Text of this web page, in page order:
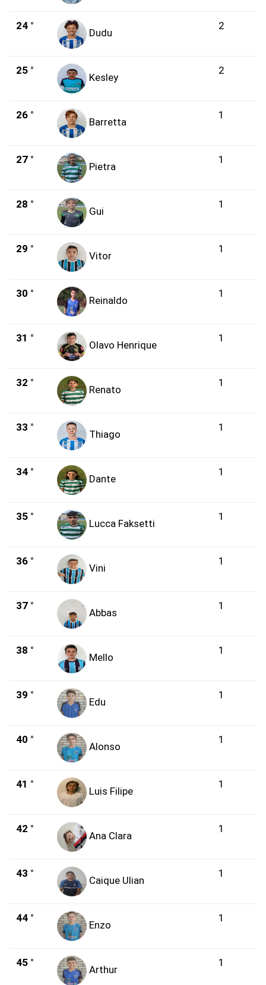
24 °
Dudu
2
25 °
Kesley
2
26 °
Barretta
1
27 °
Pietra
1
28 °
Gui
1
29 °
Vitor
1
30 °
Reinaldo
1
31 °
Olavo Henrique
1
32 °
Renato
1
33 °
Thiago
1
34 °
Dante
1
35 °
Lucca Faksetti
1
36 °
Vini
1
37 °
Abbas
1
38 °
Mello
1
39 °
Edu
1
40 °
Alonso
1
41 °
Luis Filipe
1
42 °
Ana Clara
1
43 °
Caique Ulian
1
44 °
Enzo
1
45 °
Arthur
1